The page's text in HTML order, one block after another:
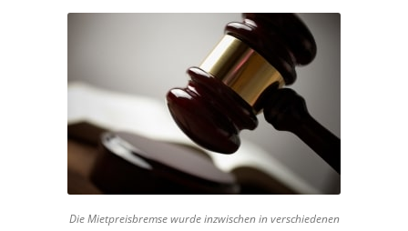
Die Mietpreisbremse wurde inzwischen in verschiedenen